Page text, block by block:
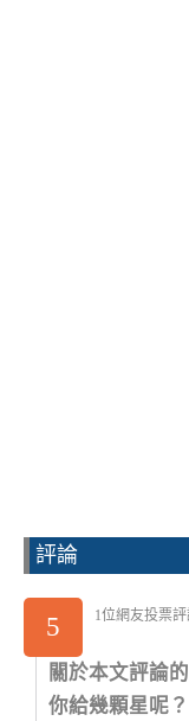
評論
5 1位網友投票
關於本文評論
你給幾顆星呢？